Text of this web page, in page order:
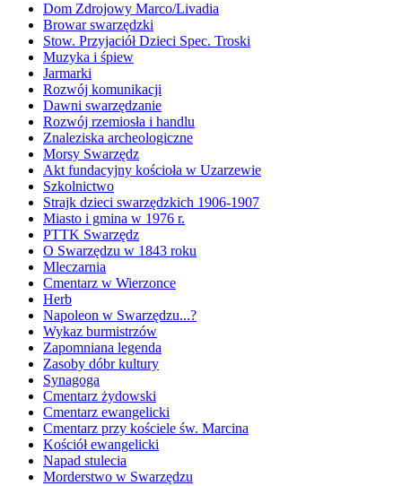
Dom Zdrojowy Marco/Livadia
Browar swarzędzki
Stow. Przyjaciół Dzieci Spec. Troski
Muzyka i śpiew
Jarmarki
Rozwój komunikacji
Dawni swarzędzanie
Rozwój rzemiosła i handlu
Znaleziska archeologiczne
Morsy Swarzędz
Akt fundacyjny kościoła w Uzarzewie
Szkolnictwo
Strajk dzieci swarzędzkich 1906-1907
Miasto i gmina w 1976 r.
PTTK Swarzędz
O Swarzędzu w 1843 roku
Mleczarnia
Cmentarz w Wierzonce
Herb
Napoleon w Swarzędzu...?
Wykaz burmistrzów
Zapomniana legenda
Zasoby dóbr kultury
Synagoga
Cmentarz żydowski
Cmentarz ewangelicki
Cmentarz przy kościele św. Marcina
Kościół ewangelicki
Napad stulecia
Morderstwo w Swarzędzu